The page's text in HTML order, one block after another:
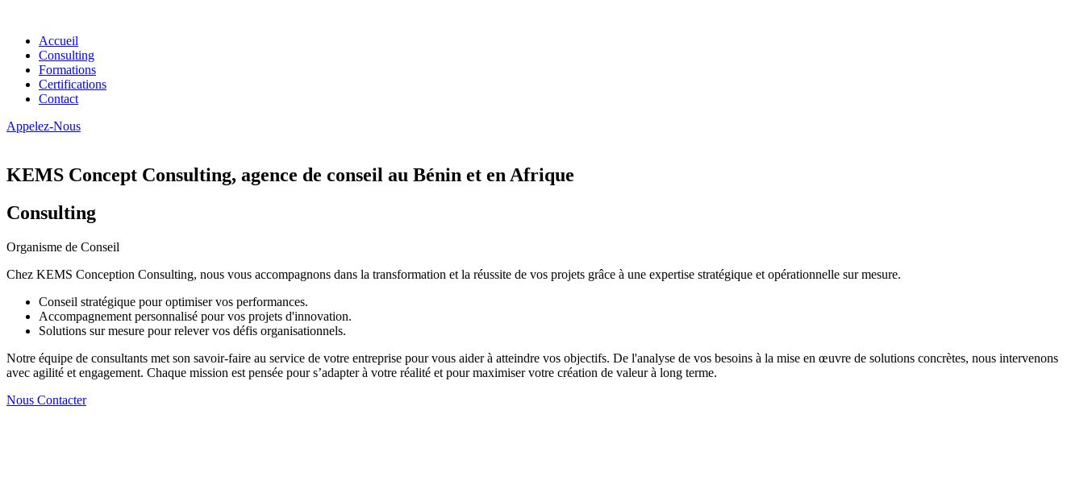
Accueil
Consulting
Formations
Certifications
Contact
Appelez-Nous
KEMS Concept Consulting, agence de conseil au Bénin et en Afrique
Consulting
Organisme de Conseil
Chez KEMS Conception Consulting, nous vous accompagnons dans la transformation et la réussite de vos projets grâce à une expertise stratégique et opérationnelle sur mesure.
Conseil stratégique pour optimiser vos performances.
Accompagnement personnalisé pour vos projets d'innovation.
Solutions sur mesure pour relever vos défis organisationnels.
Notre équipe de consultants met son savoir-faire au service de votre entreprise pour vous aider à atteindre vos objectifs. De l'analyse de vos besoins à la mise en œuvre de solutions concrètes, nous intervenons
avec agilité et engagement. Chaque mission est pensée pour s’adapter à votre réalité et pour maximiser votre création de valeur à long terme.
Nous Contacter